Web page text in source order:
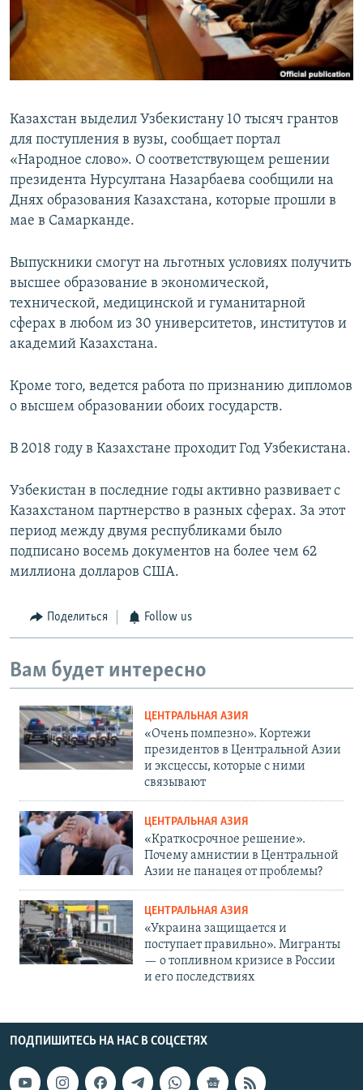
Казахстан выделил Узбекистану 10 тысяч грантов
для поступления в вузы, сообщает портал
«Народное слово». О соответствующем решении
президента Нурсултана Назарбаева сообщили на
Днях образования Казахстана, которые прошли в
мае в Самарканде.
Выпускники смогут на льготных условиях получить
высшее образование в экономической,
технической, медицинской и гуманитарной
сферах в любом из 30 университетов, институтов и
академий Казахстана.
Кроме того, ведется работа по признанию дипломов
о высшем образовании обоих государств.
В 2018 году в Казахстане проходит Год Узбекистана.
Узбекистан в последние годы активно развивает с
Казахстаном партнерство в разных сферах. За этот
период между двумя республиками было
подписано восемь документов на более чем 62
миллиона долларов США.
Поделиться Follow us
Вам будет интересно
ЦЕНТРАЛЬНАЯ АЗИЯ
«Очень помпезно». Кортежи
президентов в Центральной Азии
и эксцессы, которые с ними
связывают
ЦЕНТРАЛЬНАЯ АЗИЯ
«Краткосрочное решение».
Почему амнистии в Центральной
Азии не панацея от проблемы?
ЦЕНТРАЛЬНАЯ АЗИЯ
«Украина защищается и
поступает правильно». Мигранты
— о топливном кризисе в России
и его последствиях
ПОДПИШИТЕСЬ НА НАС В СОЦСЕТЯХ